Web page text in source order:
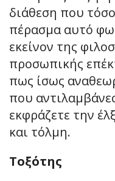
διάθεση που
πέρασμα αυτό
εκείνον της
προσωπικής
πως ίσως
που
εκφράζετε την
και τόλμη.
Τοξότης